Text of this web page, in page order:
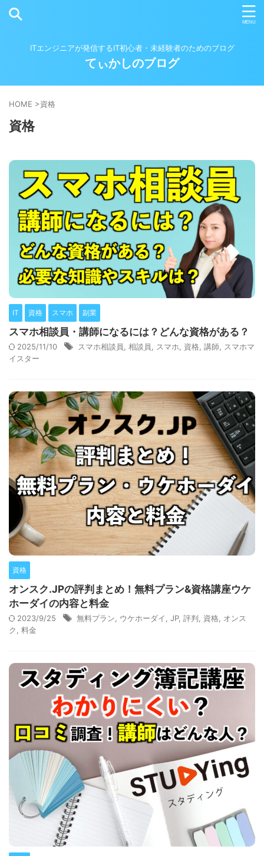
ITエンジニアが発信するIT初心者・未経験者のためのブログ
てぃかしのブログ
HOME >資格
資格
IT 資格 スマホ 副業
スマホ相談員・講師になるには？どんな資格がある？
2025/11/10 スマホ相談員 相談員 スマホ 資格 講師
スマホマ
イスター
資格
オンスク.JPの評判まとめ！無料プラン&資格講座ウケ
ホーダイの内容と料金
2023/9/25 無料プラン ウケホーダイ JP, 評判 資格
オンス
ク
料金